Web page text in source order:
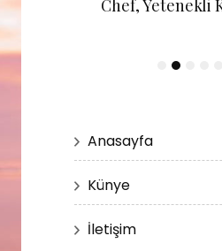
Chef, Yetenekli
Anasayfa
Künye
İletişim